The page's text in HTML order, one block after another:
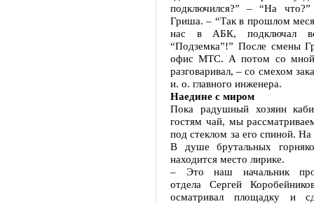
подключился?” – “На
Гриша. – “Так в прошлом
нас в АБК, подключал
“Подземка”!” После смены
офис МТС. А потом со мной
разговаривал, – со смехом
и. о. главного инженера.
Наедине с миром
Пока радушный хозяин
гостям чай, мы
под стеклом за его спиной.
В душе брутальных
находится место лирике.
– Это наш начальник
отдела Сергей
осматривал площадку и